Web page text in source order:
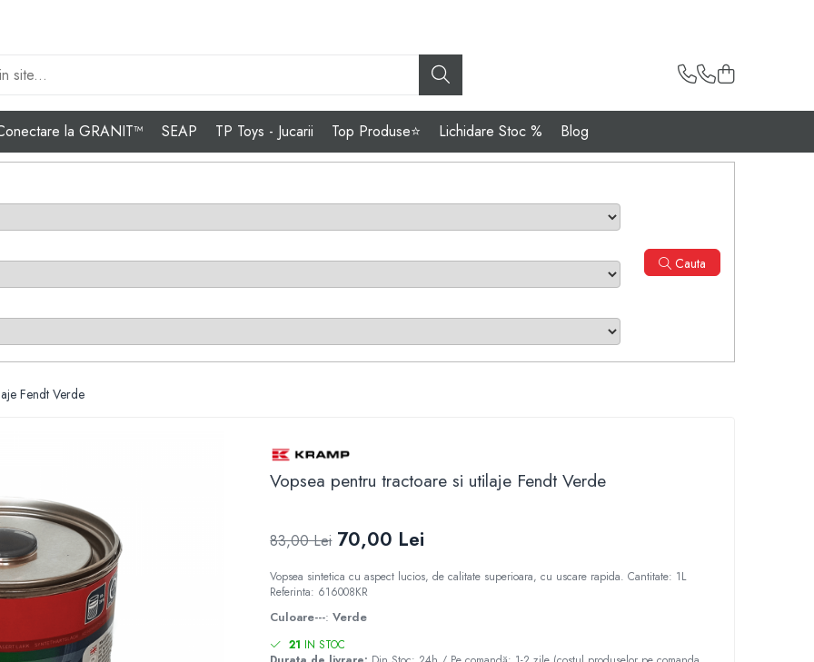
la GRANIT™ SEAP TP Toys - Jucarii Top Produse⭐ Lichidare Stoc % Blog
Cauta
Fendt Verde
Vopsea pentru tractoare si utilaje Fendt Verde
83,00 Lei 70,00 Lei
Vopsea sintetica cu aspect lucios, de calitate superioara, cu uscare rapida. Cantitate: 1L
Referinta: 616008KR
Culoare---:Verde
21 IN STOC